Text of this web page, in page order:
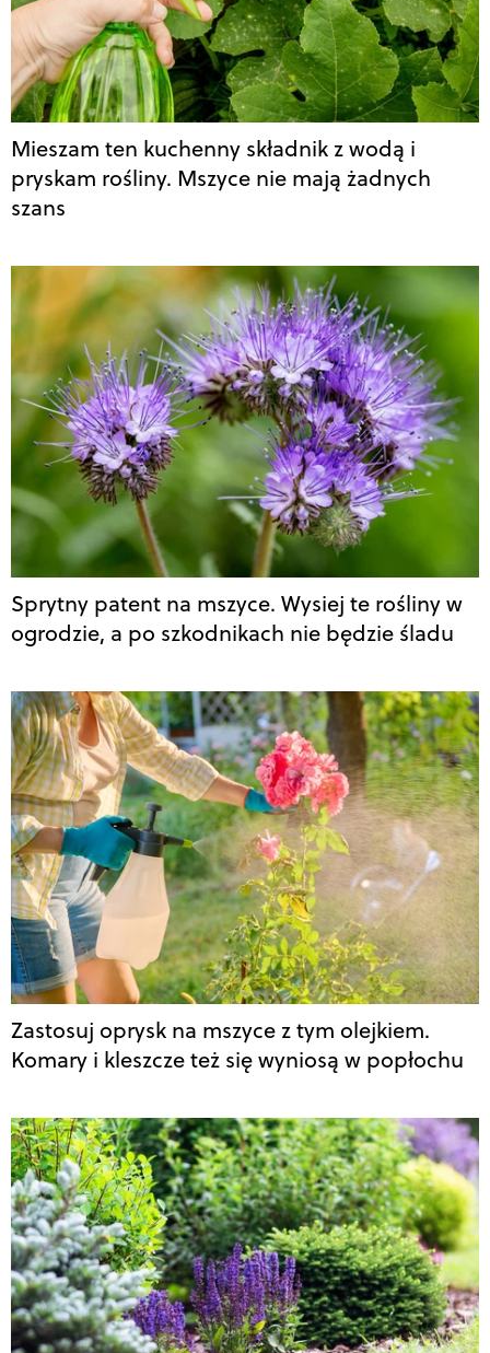
Mieszam ten kuchenny składnik z wodą i
pryskam rośliny. Mszyce nie mają żadnych
szans
Sprytny patent na mszyce. Wysiej te rośliny w
ogrodzie, a po szkodnikach nie będzie śladu
Zastosuj oprysk na mszyce z tym olejkiem.
Komary i kleszcze też się wyniosą w popłochu